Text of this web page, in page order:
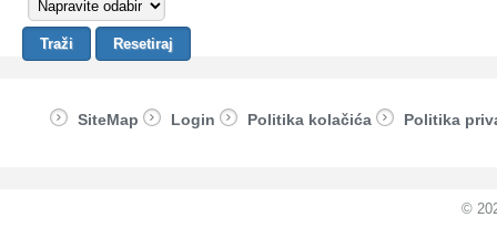
SiteMap Login Politika kolačića Politika
©